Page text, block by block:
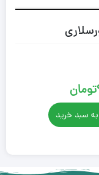
تومان
سبد خرید